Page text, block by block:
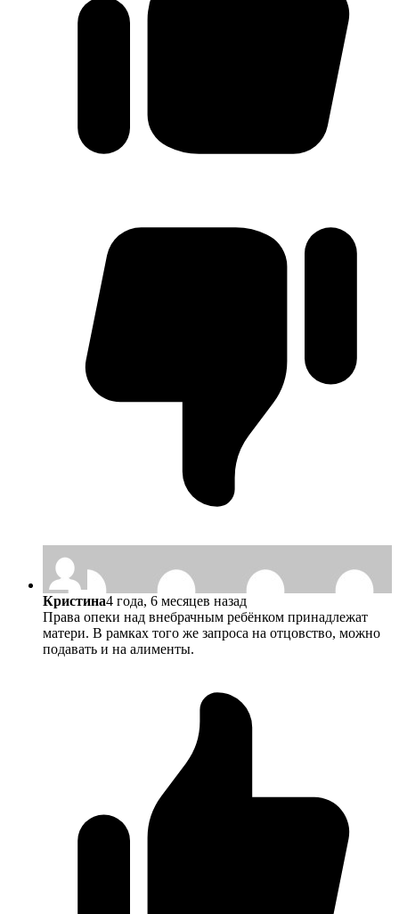
Кристина4 года, 6 месяцев назад
Права опеки над внебрачным ребёнком принадлежат
матери. В рамках того же запроса на отцовство, можно
подавать и на алименты.